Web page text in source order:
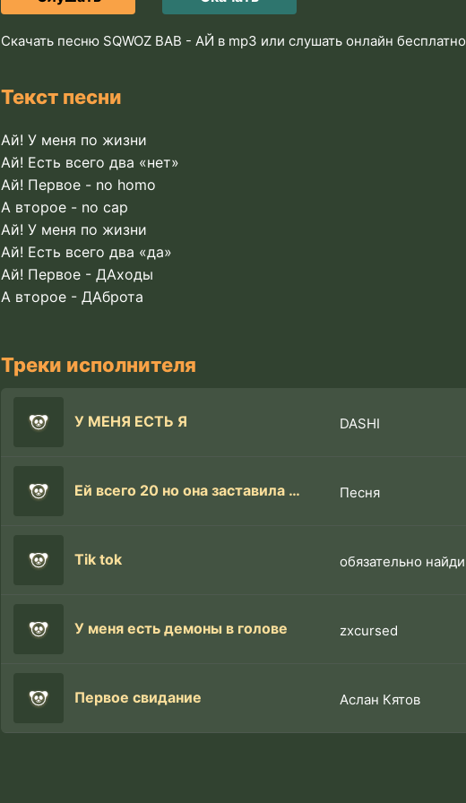
Скачать песню SQWOZ BAB - АЙ в mp3 или слушать онлайн бесплатно
Текст песни
Ай! У меня по жизни
Ай! Есть всего два «нет»
Ай! Первое - no homo
А второе - no cap
Ай! У меня по жизни
Ай! Есть всего два «да»
Ай! Первое - ДАходы
А второе - ДАброта
Треки исполнителя
У МЕНЯ ЕСТЬ Я DASHI
Ей всего 20 но она заставила улыбаться меня Песня
Tik tok
У меня есть демоны в голове zxcursed
Первое свидание Аслан Кятов